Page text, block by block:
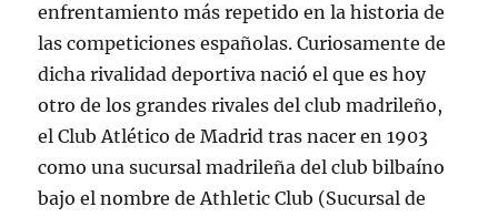
enfrentamiento más repetido en la historia de
las competiciones españolas. Curiosamente de
dicha rivalidad deportiva nació el que es hoy
otro de los grandes rivales del club madrileño,
el Club Atlético de Madrid tras nacer en 1903
como una sucursal madrileña del club bilbaíno
bajo el nombre de Athletic Club (Sucursal de